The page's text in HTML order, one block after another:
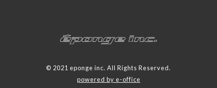
© 2021 eponge inc. All Rights Reserved.
powered by e-office